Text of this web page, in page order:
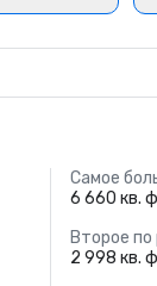
Самое
6 660 кв.
Второе
2 998 кв.